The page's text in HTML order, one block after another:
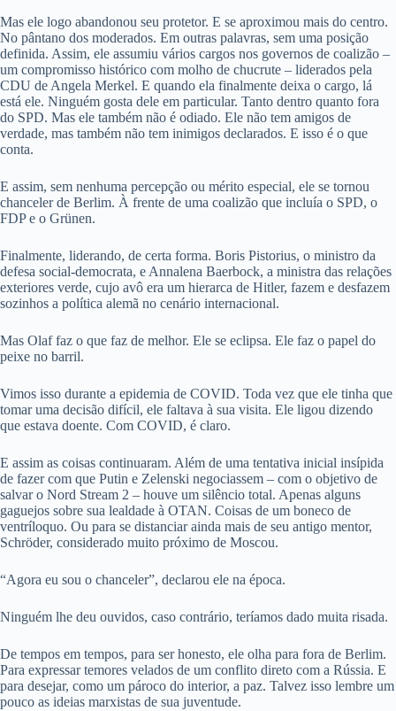
Mas ele logo abandonou seu protetor. E se aproximou mais do centro.
No pântano dos moderados. Em outras palavras, sem uma posição
definida. Assim, ele assumiu vários cargos nos governos de coalizão –
um compromisso histórico com molho de chucrute – liderados pela
CDU de Angela Merkel. E quando ela finalmente deixa o cargo, lá
está ele. Ninguém gosta dele em particular. Tanto dentro quanto fora
do SPD. Mas ele também não é odiado. Ele não tem amigos de
verdade, mas também não tem inimigos declarados. E isso é o que
conta.
E assim, sem nenhuma percepção ou mérito especial, ele se tornou
chanceler de Berlim. À frente de uma coalizão que incluía o SPD, o
FDP e o Grünen.
Finalmente, liderando, de certa forma. Boris Pistorius, o ministro da
defesa social-democrata, e Annalena Baerbock, a ministra das relações
exteriores verde, cujo avô era um hierarca de Hitler, fazem e desfazem
sozinhos a política alemã no cenário internacional.
Mas Olaf faz o que faz de melhor. Ele se eclipsa. Ele faz o papel do
peixe no barril.
Vimos isso durante a epidemia de COVID. Toda vez que ele tinha que
tomar uma decisão difícil, ele faltava à sua visita. Ele ligou dizendo
que estava doente. Com COVID, é claro.
E assim as coisas continuaram. Além de uma tentativa inicial insípida
de fazer com que Putin e Zelenski negociassem – com o objetivo de
salvar o Nord Stream 2 – houve um silêncio total. Apenas alguns
gaguejos sobre sua lealdade à OTAN. Coisas de um boneco de
ventríloquo. Ou para se distanciar ainda mais de seu antigo mentor,
Schröder, considerado muito próximo de Moscou.
“Agora eu sou o chanceler”, declarou ele na época.
Ninguém lhe deu ouvidos, caso contrário, teríamos dado muita risada.
De tempos em tempos, para ser honesto, ele olha para fora de Berlim.
Para expressar temores velados de um conflito direto com a Rússia. E
para desejar, como um pároco do interior, a paz. Talvez isso lembre um
pouco as ideias marxistas de sua juventude.